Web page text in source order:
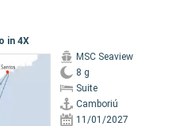
in 4X
MSC Seaview
8 g
Suite
Camboriú
11/01/2027